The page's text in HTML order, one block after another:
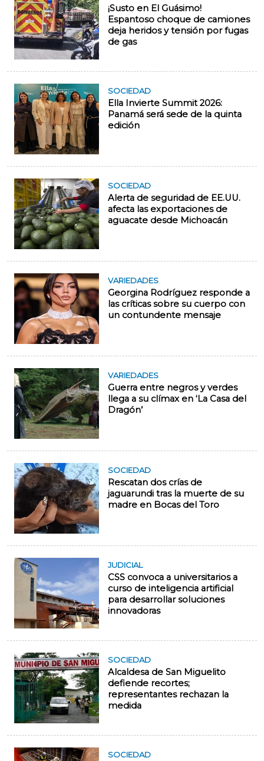
¡Susto en El Guásimo!
Espantoso choque de camiones
deja heridos y tensión por fugas
de gas
SOCIEDAD
Ella Invierte Summit 2026:
Panamá será sede de la quinta
edición
SOCIEDAD
Alerta de seguridad de EE.UU.
afecta las exportaciones de
aguacate desde Michoacán
VARIEDADES
Georgina Rodríguez responde a
las críticas sobre su cuerpo con
un contundente mensaje
VARIEDADES
Guerra entre negros y verdes
llega a su clímax en ‘La Casa del
Dragón’
SOCIEDAD
Rescatan dos crías de
jaguarundi tras la muerte de su
madre en Bocas del Toro
JUDICIAL
CSS convoca a universitarios a
curso de inteligencia artificial
para desarrollar soluciones
innovadoras
SOCIEDAD
Alcaldesa de San Miguelito
defiende recortes;
representantes rechazan la
medida
SOCIEDAD